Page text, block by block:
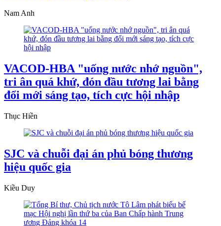
Nam Anh
VACOD-HBA "uống nước nhớ nguồn",
tri ân quá khứ, đón đầu tương lai bằng
đổi mới sáng tạo, tích cực hội nhập
Thục Hiền
SJC và chuỗi đại án phủ bóng thương
hiệu quốc gia
Kiều Duy